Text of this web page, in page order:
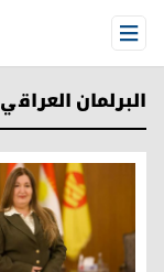
Open Menu
البرلمان العراقي